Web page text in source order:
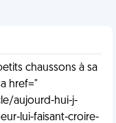
chaussons à sa
href="
aujourd-hui-j-
lui-faisant-croire-